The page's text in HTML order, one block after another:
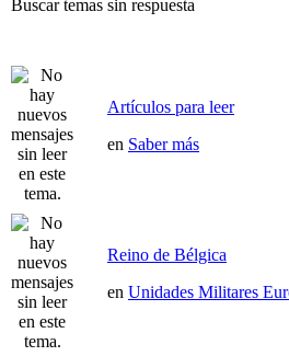
Buscar temas sin respuesta
Artículos para leer
en Saber más
Reino de Bélgica
en Unidades Militares